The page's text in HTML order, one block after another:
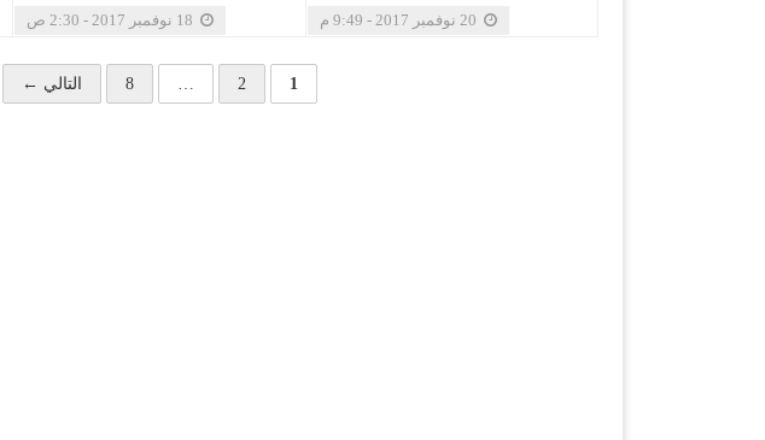
20 نوفمبر 2017 - 9:49 م 18 نوفمبر 2017 - 2:30 ص
1
2
8 التالي ←